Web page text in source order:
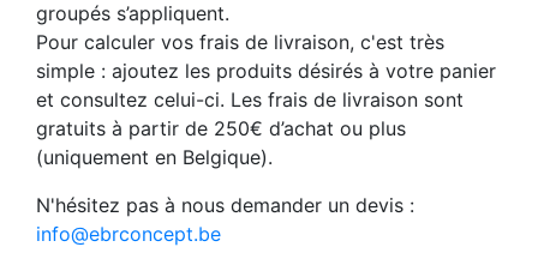
groupés s’appliquent.
Pour calculer vos frais de livraison, c'est très
simple : ajoutez les produits désirés à votre panier
et consultez celui-ci. Les frais de livraison sont
gratuits à partir de 250€ d’achat ou plus
(uniquement en Belgique).
N'hésitez pas à nous demander un devis :
info@ebrconcept.be